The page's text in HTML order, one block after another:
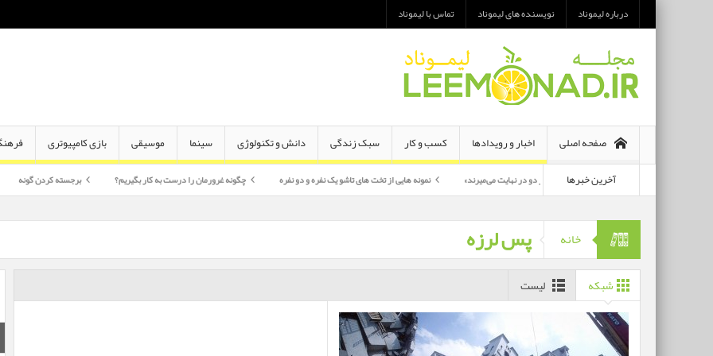
درباره لیموناد نویسنده های لیموناد تماس با لیموناد
صفحه اصلی اخبار و رویدادها کسب و کار سبک زندگی دانش و تکنولوژی سینما موسیقی بازی کامپیوتری
آخرین خبرها
معرفی رمان «هر دو در نهایت می‌میرند» نمونه هایی از تخت های تاشو یک نفره و دو نفره چگونه غرورمان را درست به کار بگیریم؟ برجسته کردن گونه اختلاف
خانه پس لرزه
شبکه لیست